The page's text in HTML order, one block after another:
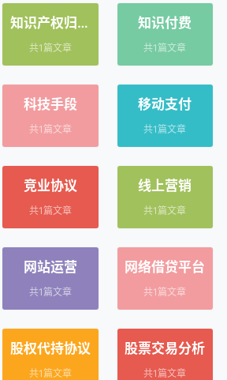
知识产权归属
及肖像权
共1篇文章
知识付费
共1篇文章
科技手段
共1篇文章
移动支付
共1篇文章
竞业协议
共1篇文章
线上营销
共1篇文章
网站运营
共1篇文章
网络借贷平台
共1篇文章
股权代持协议
共1篇文章
股票交易分析
共1篇文章